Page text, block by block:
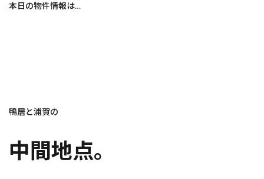
本日の物件情報は…
鴨居と浦賀の
中間地点。